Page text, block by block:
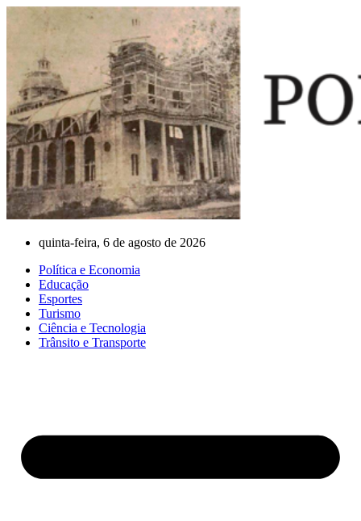
conteúdo
quinta-feira, 6 de agosto de 2026
Política e Economia
Educação
Esportes
Turismo
Ciência e Tecnologia
Trânsito e Transporte